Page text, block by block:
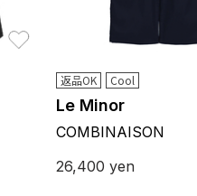
返品OK Cool
Le Minor
COMBINAISON
26,400 yen